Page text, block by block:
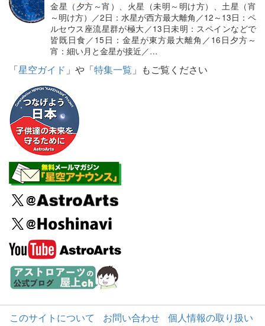
金星（夕方～宵）、火星（未明～明け方）、土星（宵
～明け方）／2日：水星が西方最大離角／12～13日：ペ
ルセウス座流星群が極大／13日未明：スペインなどで
皆既日食／15日：金星が東方最大離角／16日夕方～
宵：細い月と金星が接近／…
「星空ガイド 」や「特集一覧 」もご覧ください
このサイトについて お問い合わせ
個人情報の取り扱い